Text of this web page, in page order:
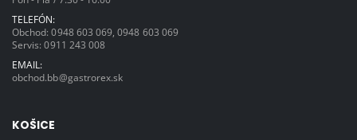
TELEFÓN:
Obchod:0948 603 069 ,0948 603 069
Servis:0911 243 008
EMAIL:
obchod.bb@gastrorex.sk
KOŠICE